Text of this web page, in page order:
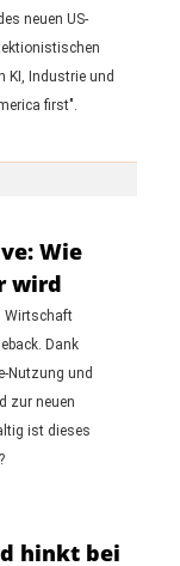
neuen US-
KI, Industrie und
first".
Wie
wird
Wirtschaft
Dank
Nutzung und
zur neuen
ist dieses
hinkt bei